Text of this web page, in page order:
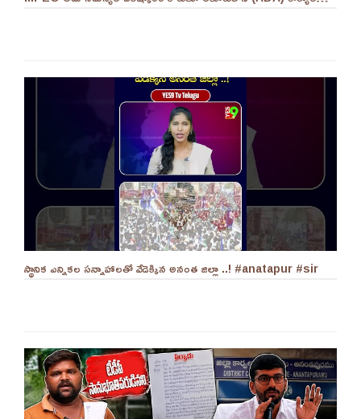
స్థానిక ఎన్నికల సన్నాహాలతో వేడెక్కిన అనంత జిల్లా ..! #anatapur #sir